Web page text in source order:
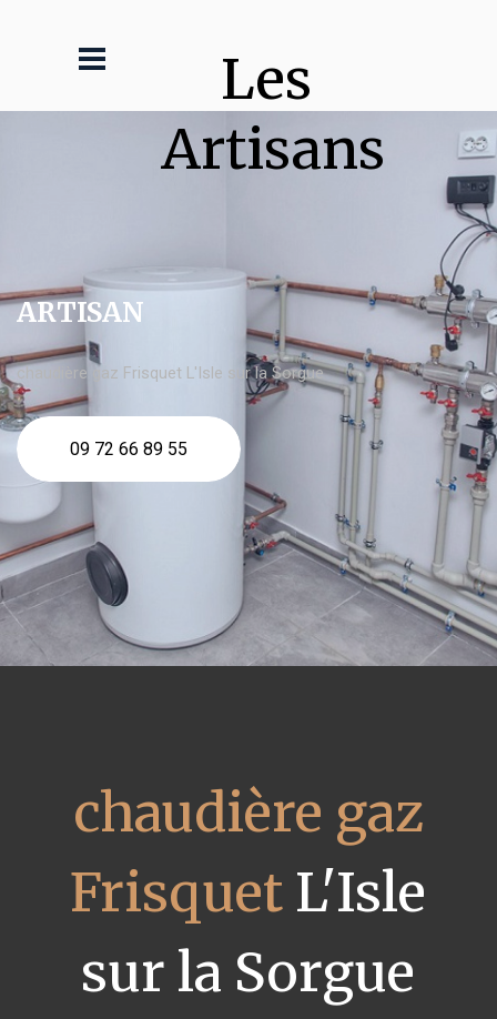
Les
Artisans
ARTISAN
chaudière gaz Frisquet L'Isle sur la Sorgue
09 72 66 89 55
chaudière gaz
Frisquet L'Isle
sur la Sorgue